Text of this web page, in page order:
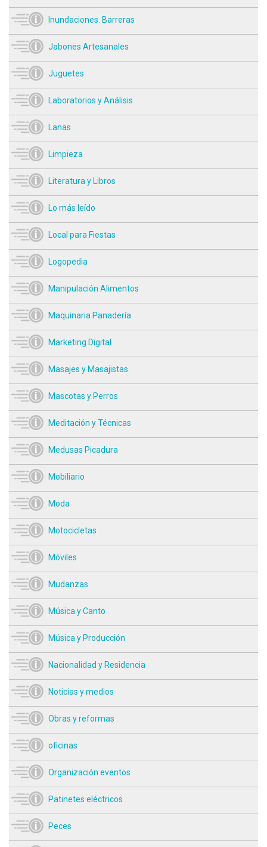
Inundaciones. Barreras
Jabones Artesanales
Juguetes
Laboratorios y Análisis
Lanas
Limpieza
Literatura y Libros
Lo más leído
Local para Fiestas
Logopedia
Manipulación Alimentos
Maquinaria Panadería
Marketing Digital
Masajes y Masajistas
Mascotas y Perros
Meditación y Técnicas
Medusas Picadura
Mobiliario
Moda
Motocicletas
Móviles
Mudanzas
Música y Canto
Música y Producción
Nacionalidad y Residencia
Noticias y medios
Obras y reformas
oficinas
Organización eventos
Patinetes eléctricos
Peces